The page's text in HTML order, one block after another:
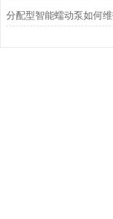
分配型智能蠕动泵如何